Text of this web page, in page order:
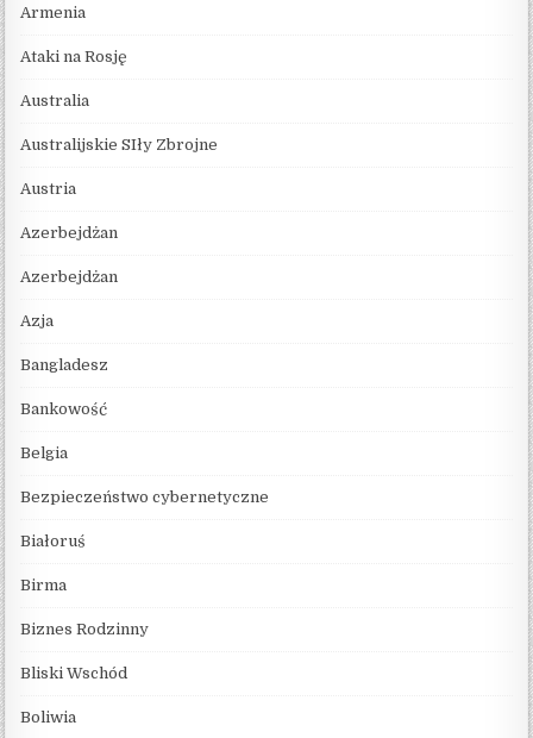
Armenia
Ataki na Rosję
Australia
Australijskie SIły Zbrojne
Austria
Azerbejdżan
Azerbejdżan
Azja
Bangladesz
Bankowość
Belgia
Bezpieczeństwo cybernetyczne
Białoruś
Birma
Biznes Rodzinny
Bliski Wschód
Boliwia